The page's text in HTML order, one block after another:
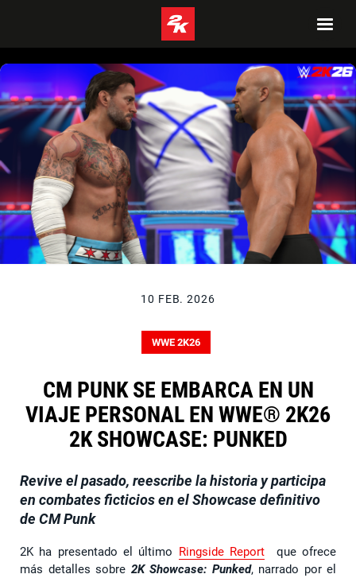
10 FEB. 2026
WWE 2K26
CM PUNK SE EMBARCA EN UN
VIAJE PERSONAL EN WWE® 2K26
2K SHOWCASE: PUNKED
Revive el pasado, reescribe la historia y participa
en combates ficticios en el Showcase definitivo
de CM Punk
2K ha presentado el último Ringside Report que ofrece
más detalles sobre 2K Showcase: Punked, narrado por el